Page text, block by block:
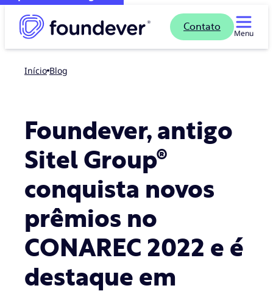
Contato
Menu
Início blog
Foundever, antigo
Sitel Group®
conquista novos
prêmios no
CONAREC 2022 e é
destaque em